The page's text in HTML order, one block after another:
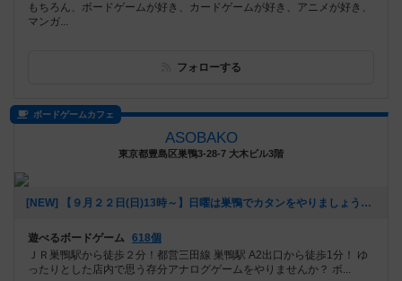
もちろん、ボードゲームが好き、カードゲームが好き、アニメが好き、
マンガ...
フォローする
ボードゲームカフェ
ASOBAKO
東京都豊島区巣鴨3-28-7 大木ビル3階
[NEW] 【９月２２日(日)13時～】日曜は巣鴨でカタンをやりましょう！【初めての方も大歓迎！】（2019年09月20日 14時43分）
遊べるボードゲーム 618個
ＪＲ巣鴨駅から徒歩２分！都営三田線 巣鴨駅 A2出口から徒歩1分！ ゆ
ったりとした店内で思う存分アナログゲームをやりませんか？ ボ...